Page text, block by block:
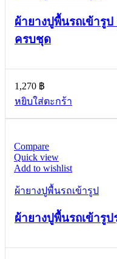
ผ้ายางปูพื้นรถเข้ารูป
ครบชุด
1,270 ฿
หยิบใส่ตะกร้า
Compare
Quick view
Add to wishlist
ผ้ายางปูพื้นรถเข้ารูป
ผ้ายางปูพื้นรถเข้ารูป